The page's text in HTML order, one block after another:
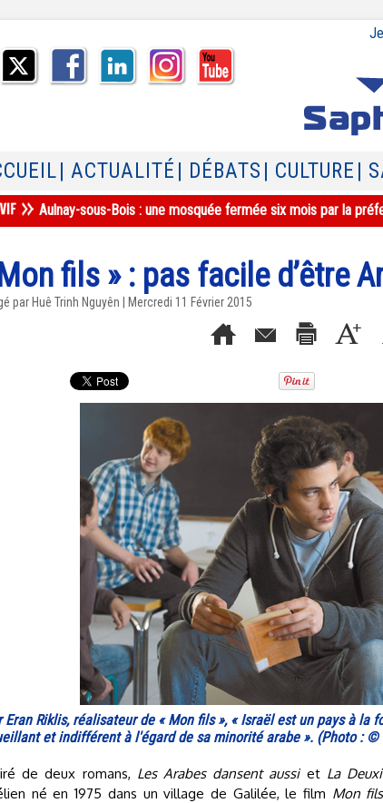
| ACTUALITÉ | DÉBATS | CULTURE |
Cisjordanie : deux mosquées incendiées par des colons,
fils » : pas facile d’être
par Huê Trinh Nguyên | Mercredi 11 Février 2015
Eran Riklis, réalisateur de « Mon fils », « Israël est un pays à
et indifférent à l'égard de sa minorité arabe ». (Photo : ©
de deux romans, Les Arabes dansent aussiet La
né en 1975 dans un village de Galilée, le film Mon